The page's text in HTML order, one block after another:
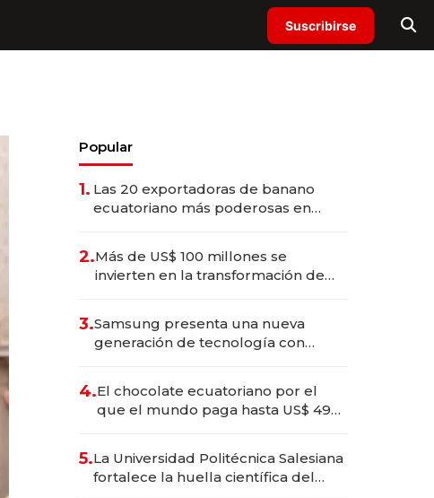
Suscribirse
Popular
1. Las 20 exportadoras de banano
ecuatoriano más poderosas en
2.Más de US$ 100 millones se
invierten en la transformación de
3.Samsung presenta una nueva
generación de tecnología con
4.El chocolate ecuatoriano por el
que el mundo paga hasta US$ 490
5.La Universidad Politécnica Salesiana
fortalece la huella científica del